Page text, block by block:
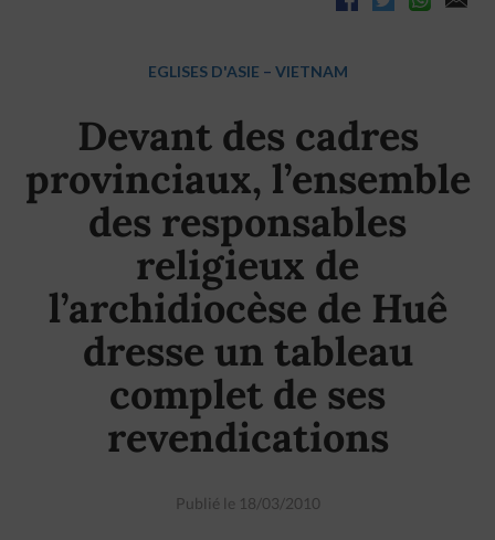
EGLISES D'ASIE – VIETNAM
Devant des cadres
provinciaux, l’ensemble
des responsables
religieux de
l’archidiocèse de Huê
dresse un tableau
complet de ses
revendications
Publié le 18/03/2010